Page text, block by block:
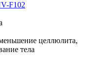
F102
целлюлита,
тела